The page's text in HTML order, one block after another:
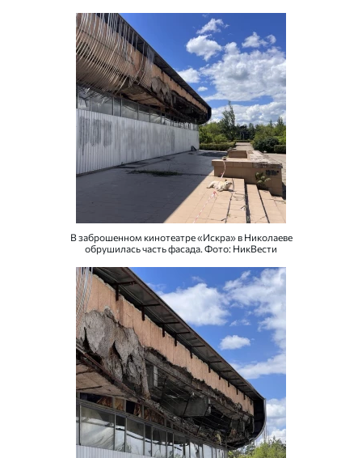
В заброшенном кинотеатре «Искра» в Николаеве
обрушилась часть фасада. Фото: НикВести